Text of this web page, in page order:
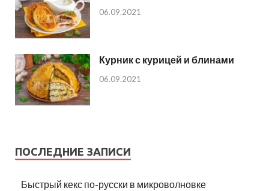
06.09.2021
Курник с курицей и блинами
06.09.2021
ПОСЛЕДНИЕ ЗАПИСИ
Быстрый кекс по-русски в микроволновке